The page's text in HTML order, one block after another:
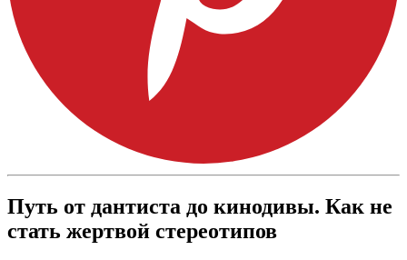
Путь от дантиста до кинодивы. Как не
стать жертвой стереотипов